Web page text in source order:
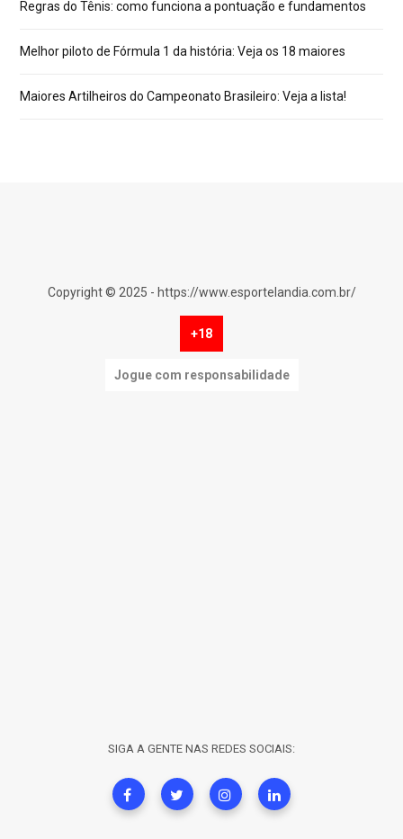
Regras do Tênis: como funciona a pontuação e fundamentos
Melhor piloto de Fórmula 1 da história: Veja os 18 maiores
Maiores Artilheiros do Campeonato Brasileiro: Veja a lista!
Copyright © 2025 - https://www.esportelandia.com.br/
+18
Jogue com responsabilidade
SIGA A GENTE NAS REDES SOCIAIS: